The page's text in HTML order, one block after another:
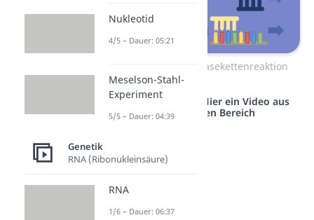
Zum Video: Polymerasekettenreaktion
Studyflix vernetzt: Hier ein Video aus
einem anderen Bereich
Nukleotid
4/5 – Dauer: 05:21
Meselson-Stahl-
Experiment
5/5 – Dauer: 04:39
Genetik
RNA (Ribonukleinsäure)
RNA
1/6 – Dauer: 06:37